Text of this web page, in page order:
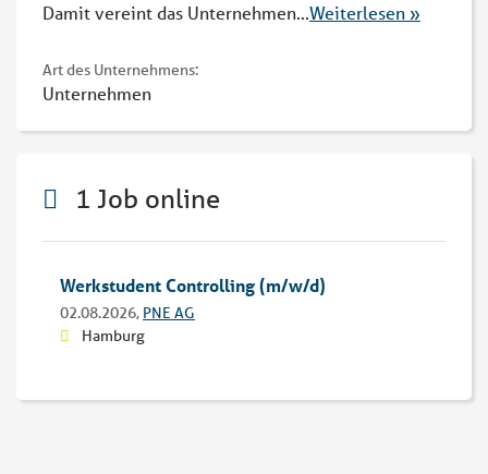
Damit vereint das Unternehmen...Weiterlesen »
Art des Unternehmens:
Unternehmen
1 Job online
Werkstudent Controlling (m/w/d)
02.08.2026, PNE AG
Hamburg